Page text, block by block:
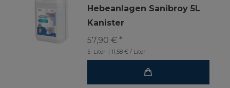
Hebeanlagen Sanibroy 5L
Kanister
57,90 € *
5 Liter | 11,58 € / Liter